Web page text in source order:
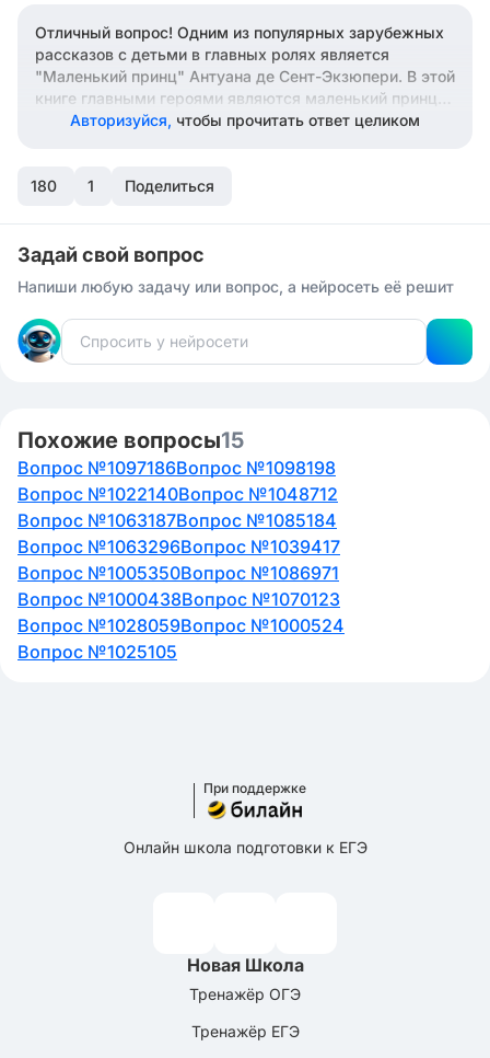
Отличный вопрос! Одним из популярных зарубежных
рассказов с детьми в главных ролях является
"Маленький принц" Антуана де Сент-Экзюпери. В этой
книге главными героями являются маленький принц и
пилот. Рассказ этот наполнен философскими мыслями
Авторизуйся, чтобы прочитать ответ целиком
180 1 Поделиться
Задай свой вопрос
Напиши любую задачу или вопрос, а нейросеть её решит
Похожие вопросы15
Вопрос №1097186Вопрос №1098198
Вопрос №1022140Вопрос №1048712
Вопрос №1063187Вопрос №1085184
Вопрос №1063296Вопрос №1039417
Вопрос №1005350Вопрос №1086971
Вопрос №1000438Вопрос №1070123
Вопрос №1028059Вопрос №1000524
Вопрос №1025105
При поддержке
Онлайн школа подготовки к ЕГЭ
Новая Школа
Тренажёр ОГЭ
Тренажёр ЕГЭ